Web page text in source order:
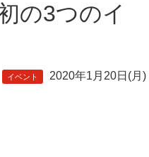
の3つのイ
イベント 2020年1月20日(月)